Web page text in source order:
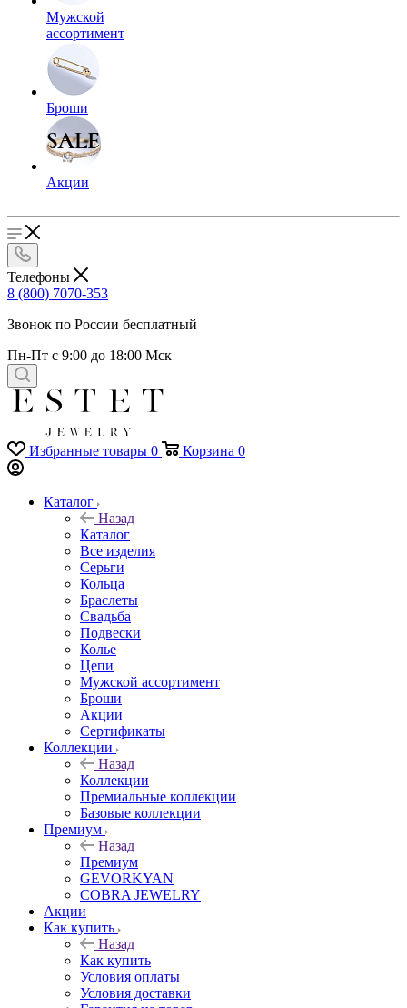
Мужской
ассортимент
Броши
Акции
Телефоны
8 (800) 7070-353
Звонок по России бесплатный
Пн-Пт с 9:00 до 18:00 Мск
Избранные товары 0 Корзина 0
Каталог
Назад
Каталог
Все изделия
Серьги
Кольца
Браслеты
Свадьба
Подвески
Колье
Цепи
Мужской ассортимент
Броши
Акции
Сертификаты
Коллекции
Назад
Коллекции
Премиальные коллекции
Базовые коллекции
Премиум
Назад
Премиум
GEVORKYAN
COBRA JEWELRY
Акции
Как купить
Назад
Как купить
Условия оплаты
Условия доставки